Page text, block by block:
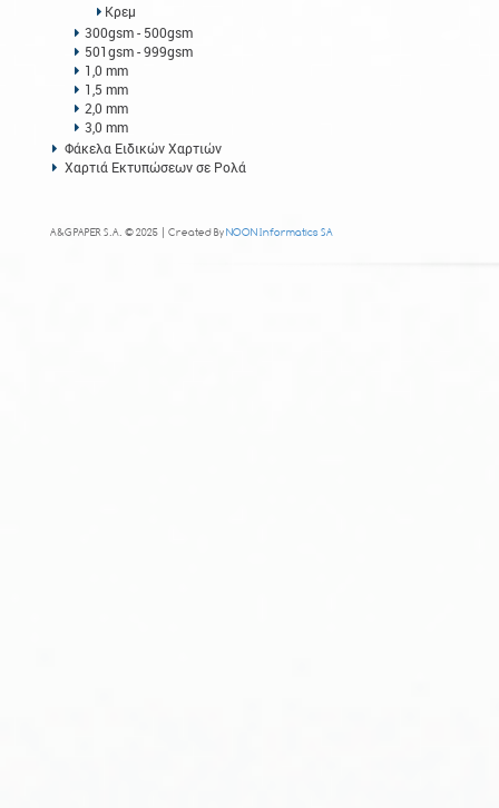
Κρεμ
300gsm - 500gsm
501gsm - 999gsm
1,0 mm
1,5 mm
2,0 mm
3,0 mm
Φάκελα Ειδικών Χαρτιών
Χαρτιά Εκτυπώσεων σε Ρολά
A&G PAPER S.A. © 2025 | Created ByNOON Informatics SA